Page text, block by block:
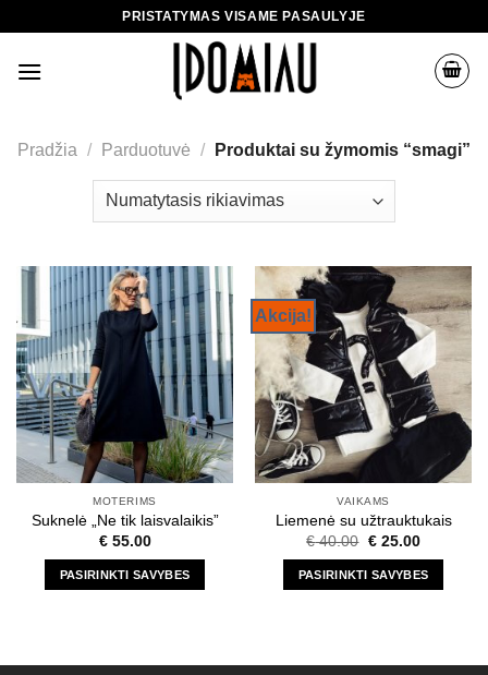
content
PRISTATYMAS VISAME PASAULYJE
Pradžia / Parduotuvė / Produktai su žymomis “smagi”
MOTERIMS
Suknelė „Ne tik laisvalaikis”
€55.00
PASIRINKTI SAVYBES
multiple
Akcija!
VAIKAMS
Liemenė su užtrauktukais
€40.00 Original
was:
€ 40.00.
€25.00Current
is:
€ 25.00.
PASIRINKTI SAVYBES
multiple